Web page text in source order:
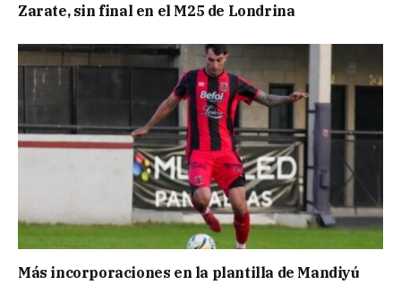
Zarate, sin final en el M25 de Londrina
Más incorporaciones en la plantilla de Mandiyú